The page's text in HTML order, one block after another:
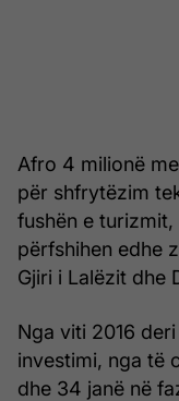
Afro 4 milionë
për shfrytëzim
fushën e
përfshihen edhe
Gjiri i Lalëzit dhe
Nga viti 2016
investimi, nga të
dhe 34 janë në